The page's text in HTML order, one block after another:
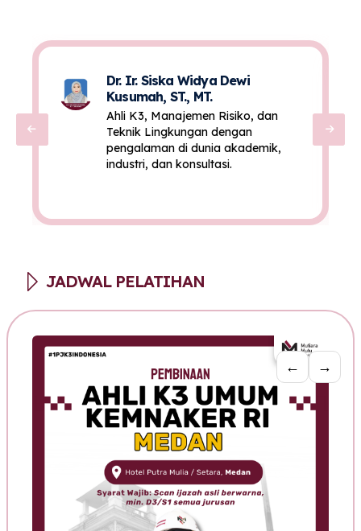
Dr. Ir. Siska Widya Dewi
Kusumah, ST., MT.
Ahli K3, Manajemen Risiko, dan
Teknik Lingkungan dengan
pengalaman di dunia akademik,
industri, dan konsultasi.
JADWAL PELATIHAN
← →